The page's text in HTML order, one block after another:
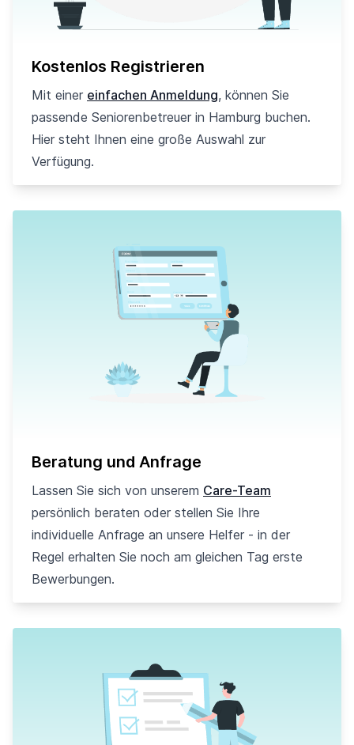
Kostenlos Registrieren
Mit einer einfachen Anmeldung, können Sie
passende Seniorenbetreuer in Hamburg buchen.
Hier steht Ihnen eine große Auswahl zur
Verfügung.
Beratung und Anfrage
Lassen Sie sich von unserem Care-Team
persönlich beraten oder stellen Sie Ihre
individuelle Anfrage an unsere Helfer - in der
Regel erhalten Sie noch am gleichen Tag erste
Bewerbungen.